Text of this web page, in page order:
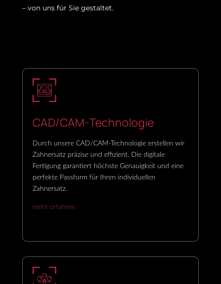
– von uns für Sie gestaltet.
CAD/CAM-Technologie
Durch unsere CAD/CAM-Technologie erstellen wir
Zahnersatz präzise und effizient. Die digitale
Fertigung garantiert höchste Genauigkeit und eine
perfekte Passform für Ihren individuellen
Zahnersatz.
mehr erfahren